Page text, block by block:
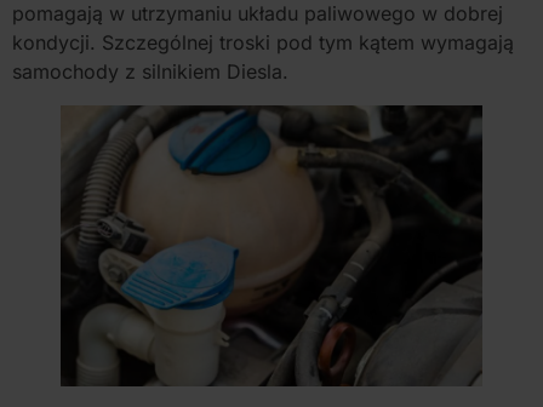
pomagają w utrzymaniu układu paliwowego w dobrej
kondycji. Szczególnej troski pod tym kątem wymagają
samochody z silnikiem Diesla.